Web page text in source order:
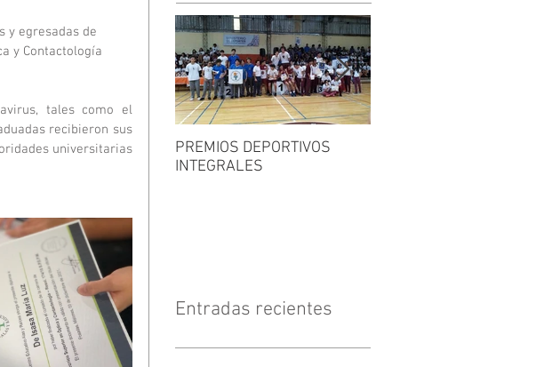
y egresadas de
y Contactología
tales como el
recibieron sus
universitarias
PREMIOS DEPORTIVOS
INTEGRALES
Entradas recientes